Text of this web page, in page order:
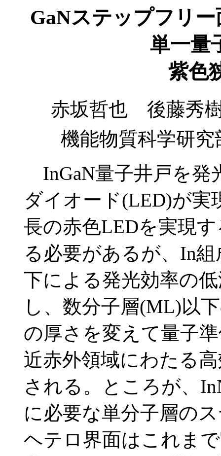
GaNステップフリ
単一量
紫色
赤坂哲也 後藤秀
機能物質科学研
InGaN量子井戸を発
ダイオード(LED)が実
長の赤色LEDを実現
る必要があるが、In
下による発光効率の
し、数分子層(ML)以
の厚さを変えて量子
近赤外領域にわたる
される。ところが、
に必要な単分子層の
ヘテロ界面はこれま